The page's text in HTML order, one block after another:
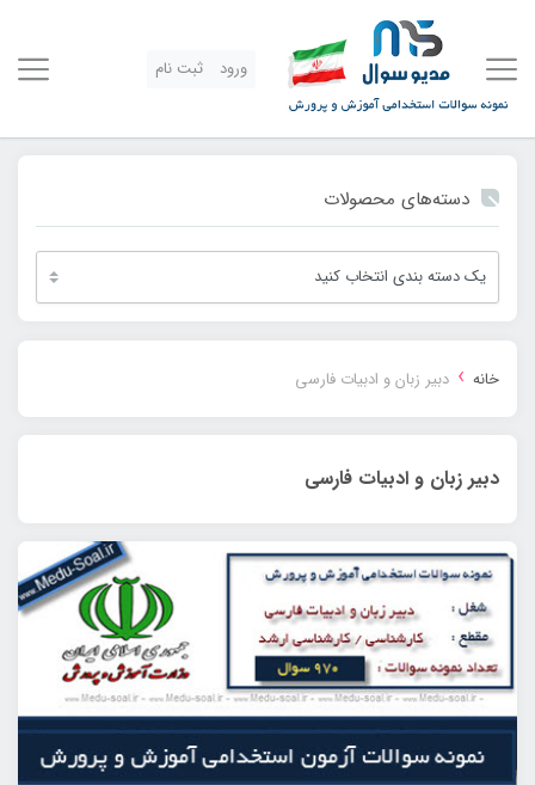
ورود ثبت نام
دسته‌های محصولات
خانه › دبیر زبان و ادبیات فارسی
دبیر زبان و ادبیات فارسی